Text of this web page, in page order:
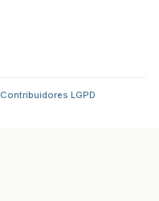
Contribuidores LGPD